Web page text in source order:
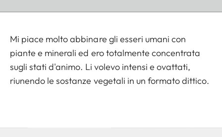
Mi piace molto abbinare gli esseri umani con
piante e minerali ed ero totalmente concentrata
sugli stati d'animo. Li volevo intensi e ovattati,
riunendo le sostanze vegetali in un formato dittico.